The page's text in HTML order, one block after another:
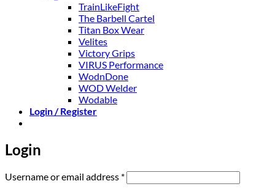
TrainLikeFight
The Barbell Cartel
Titan Box Wear
Velites
Victory Grips
VIRUS Performance
WodnDone
WOD Welder
Wodable
Login / Register
Login
Username or email address *Required